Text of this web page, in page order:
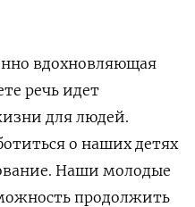
вдохновляющая
речь идет
для людей.
о наших детях
Наши молодые
продолжить